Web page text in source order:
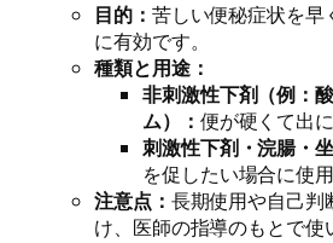
目的： 苦しい便秘症状を早
に有効です。
種類と用途：
非刺激性下剤（例：
ム）： 便が硬くて出
刺激性下剤・浣腸・
を促したい場合に使用
注意点： 長期使用や自己判
け、医師の指導のもとで使